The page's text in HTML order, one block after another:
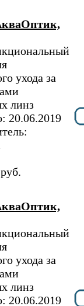
ухода за
линз
20.06.2019
ухода за
линз
20.06.2019